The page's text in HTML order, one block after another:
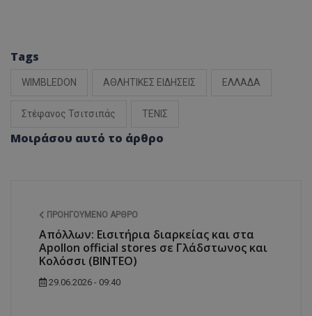
Tags
WIMBLEDON ΑΘΛΗΤΙΚΕΣ ΕΙΔΗΣΕΙΣ ΕΛΛΑΔΑ
Στέφανος Τσιτσιπάς ΤΕΝΙΣ
Μοιράσου αυτό το άρθρο
ΠΡΟΗΓΟΎΜΕΝΟ ΆΡΘΡΟ
Απόλλων: Εισιτήρια διαρκείας και στα
Apollon official stores σε Γλάδστωνος και
Κολόσσι (ΒΙΝΤΕΟ)
29.06.2026 - 09:40